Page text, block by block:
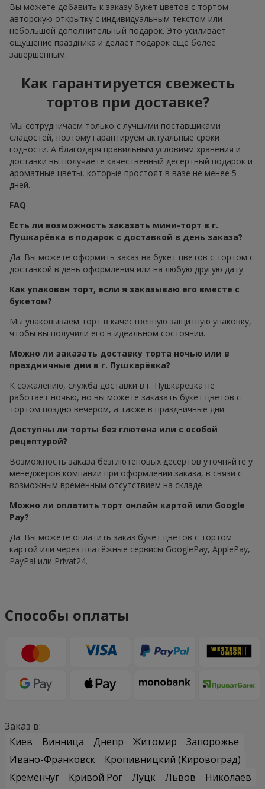
Вы можете добавить к заказу букет цветов с тортом
авторскую открытку с индивидуальным текстом или
небольшой дополнительный подарок. Это усиливает
ощущение праздника и делает подарок ещё более
завершённым.
Как гарантируется свежесть
тортов при доставке?
Мы сотрудничаем только с лучшими поставщиками
сладостей, поэтому гарантируем актуальные сроки
годности. А благодаря правильным условиям хранения и
доставки вы получаете качественный десертный подарок и
ароматные цветы, которые простоят в вазе не менее 5
дней.
FAQ
Есть ли возможность заказать мини-торт в г.
Пушкарёвка в подарок с доставкой в день заказа?
Да. Вы можете оформить заказ на букет цветов с тортом с
доставкой в день оформления или на любую другую дату.
Как упакован торт, если я заказываю его вместе с
букетом?
Мы упаковываем торт в качественную защитную упаковку,
чтобы вы получили его в идеальном состоянии.
Можно ли заказать доставку торта ночью или в
праздничные дни в г. Пушкарёвка?
К сожалению, служба доставки в г. Пушкарёвка не
работает ночью, но вы можете заказать букет цветов с
тортом поздно вечером, а также в праздничные дни.
Доступны ли торты без глютена или с особой
рецептурой?
Возможность заказа безглютеновых десертов уточняйте у
менеджеров компании при оформлении заказа, в связи с
возможным временным отсутствием на складе.
Можно ли оплатить торт онлайн картой или Google
Pay?
Да. Вы можете оплатить заказ букет цветов с тортом
картой или через платёжные сервисы GooglePay, ApplePay,
PayPal или Privat24.
Способы оплаты
Заказ в:
Киев
Винница Днепр Житомир
Запорожье
Ивано-Франковск
Кропивницкий (Кировоград)
Кременчуг
Кривой Рог Луцк Львов
Николаев